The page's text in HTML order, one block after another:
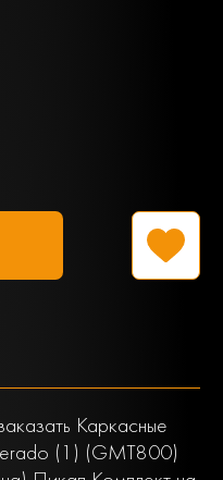
Каркасные
(1) (GMT800)